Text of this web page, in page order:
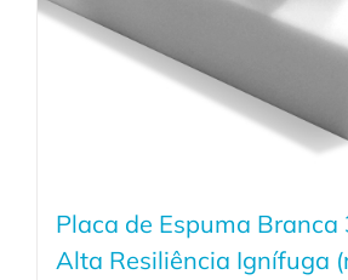
Placa de Espuma Branca
Alta Resiliência Ignífuga